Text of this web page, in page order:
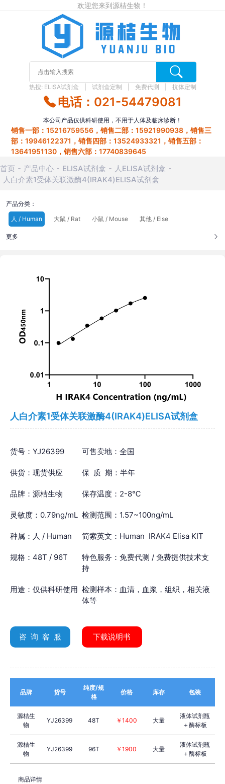
欢迎您来到源桔生物！
热搜: ELISA试剂盒 试剂盒定制 免费代测 抗体定制
电话：021-54479081
本公司产品仅供科研使用，不用于人体及临床诊断！
销售一部：15216759556，销售二部：15921990938，销售三
部：19946122371，销售四部：13524933321，销售五部：
13641951130，销售六部：17740839645
首页 产品中心 ELISA试剂盒
人ELISA试剂盒
人白介素1受体关联激酶4(IRAK4)ELISA试剂盒
产品分类：
人 / Human
大鼠 / Rat 小鼠 / Mouse 其他 / Else
更多
人白介素1受体关联激酶4(IRAK4)ELISA试剂盒
货号：YJ26399 可售卖地：全国
供货：现货供应 保 质 期：半年
品牌：源桔生物 保存温度：2-8℃
灵敏度：0.79ng/mL 检测范围：1.57~100ng/mL
种属：人 / Human 简索英文：Human IRAK4 Elisa KIT
规格：48T / 96T
特色服务：免费代测 / 免费提供技术支
持
用途：仅供科研使用 检测样本：血清，血浆，组织，相关液
体等
咨 询 客 服 下载说明书
品牌 货号
纯度/规
格
价格 库存 包装
源桔生
物
YJ26399 48T ￥1400 大量
液体试剂瓶
＋酶标板
源桔生
物
YJ26399 96T ￥1900 大量
液体试剂瓶
＋酶标板
商品详情